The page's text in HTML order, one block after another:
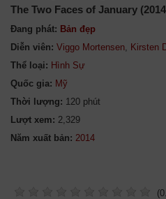
The Two Faces of January
Đang phát: Bản đẹp
Diễn viên: Viggo Mortensen, Kirsten
Thể loại: Hình Sự
Quốc gia: Mỹ
Thời lượng: 120 phút
Lượt xem: 2,329
Năm xuất bản:
(